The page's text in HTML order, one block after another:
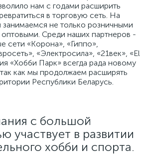
нам с годами расширить
в торговую сеть. На
не только розничными
Среди наших партнеров -
сети «Корона», «Гиппо»,
«Электросила», «21век», «El
«Хобби Парк» всегда рада новому
как мы продолжаем расширять
Республики Беларусь.
с большой
участвует в развитии
хобби и спорта.